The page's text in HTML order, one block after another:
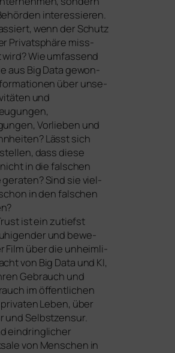
inter­es­sie­ren.
wenn der Schutz
Privatsphäre miss­
Wie umfas­send
aus Big Data gewon­
über unse­
und
Vorlieben und
Lässt sich
dass die­se
in die fal­schen
gera­ten? Sind sie viel­
in den fal­schen
ist ein zutiefst
und bewe­
Film über die unheim­li­
von Big Data und KI,
Gebrauch und
im öffent­li­chen
Leben, über
und Selbstzensur.
ein­dring­li­cher
von Menschen in